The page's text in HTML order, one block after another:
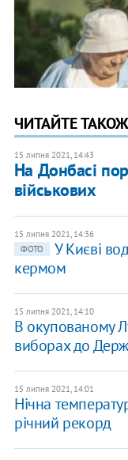
ЧИТАЙТЕ ТАКОЖ
15 липня 2021, 14:43
На Донбасі
військових
15 липня 2021, 14:36
ФОТО
У Києві
кермом
15 липня 2021, 14:10
В окупованому
виборах до
15 липня 2021, 14:01
Нічна
річний рекорд